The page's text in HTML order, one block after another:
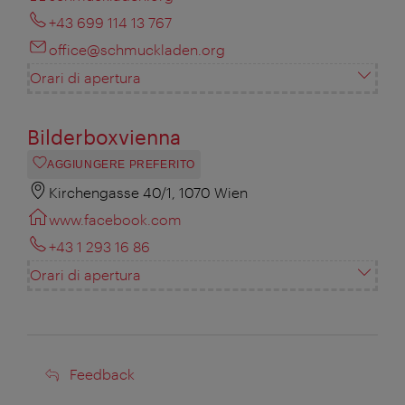
+43 699 114 13 767
office@schmuckladen.org
Orari di apertura
Bilderboxvienna
AGGIUNGERE PREFERITO
Kirchengasse 40/1, 1070 Wien
www.facebook.com
+43 1 293 16 86
Orari di apertura
Feedback
Feedback